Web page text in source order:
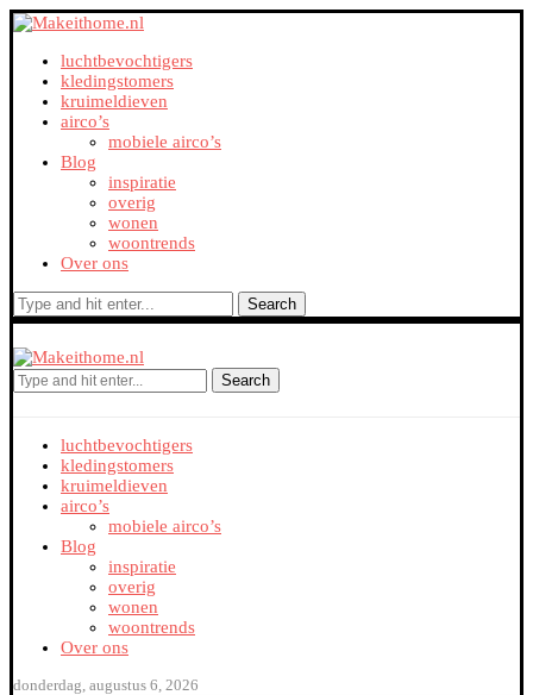
luchtbevochtigers
kledingstomers
kruimeldieven
airco’s
mobiele airco’s
Blog
inspiratie
overig
wonen
woontrends
Over ons
Search
Search
luchtbevochtigers
kledingstomers
kruimeldieven
airco’s
mobiele airco’s
Blog
inspiratie
overig
wonen
woontrends
Over ons
donderdag, augustus 6, 2026